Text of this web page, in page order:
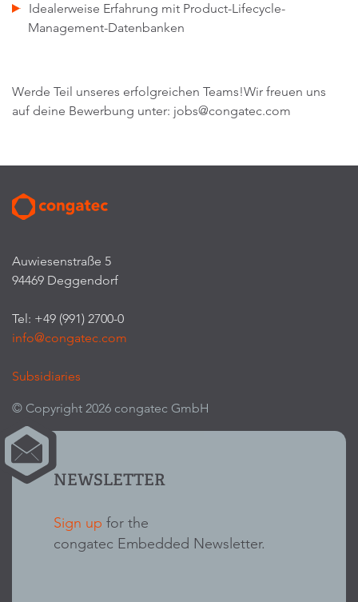
Idealerweise Erfahrung mit Product-Lifecycle-
Management-Datenbanken
Werde Teil unseres erfolgreichen Teams!Wir freuen uns
auf deine Bewerbung unter: jobs@congatec.com
Auwiesenstraße 5
94469 Deggendorf
Tel: +49 (991) 2700-0
info@congatec.com
Subsidiaries
© Copyright 2026 congatec GmbH
NEWSLETTER
Sign up for the
congatec Embedded Newsletter.